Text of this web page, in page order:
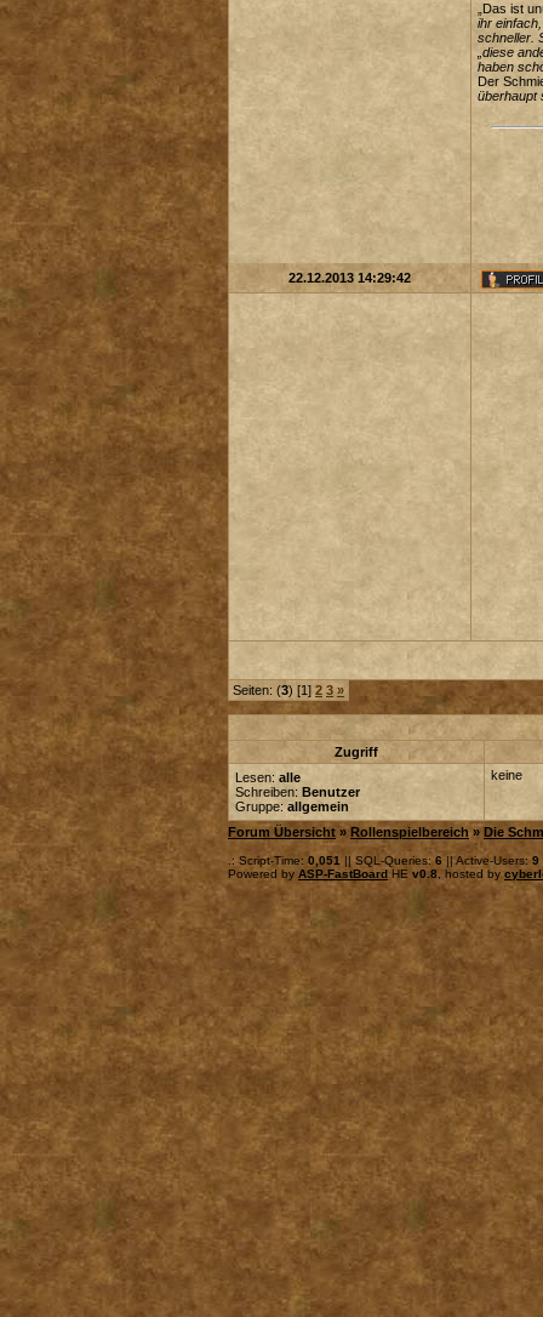
„Das ist
ihr
schneller.
„diese
haben
Der
überhaupt
22.12.2013 14:29:42
Seiten: (3) [1] 2 3 »
Zugriff
Lesen: alle
Schreiben: Benutzer
Gruppe: allgemein
keine
Forum Übersicht »Rollenspielbereich »Die
.: Script-Time: 0,051 || SQL-Queries: 6|| Active-Users: 9
Powered by ASP-FastBoardHE v0.8 , hosted by